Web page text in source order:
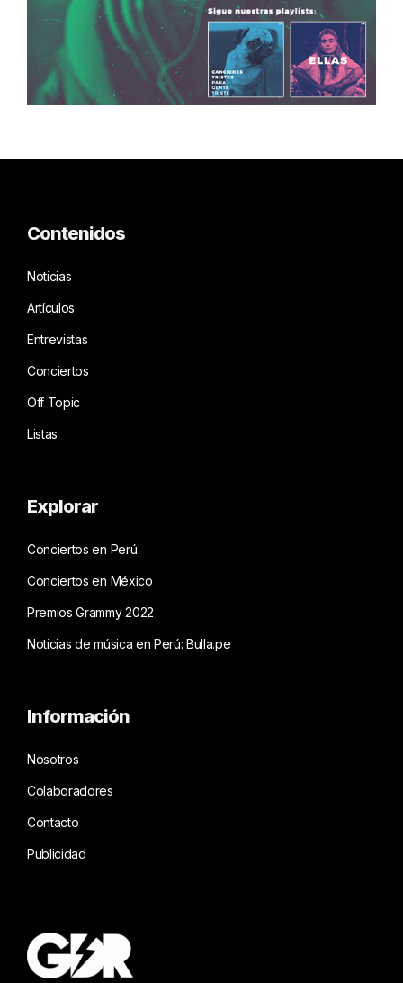
Contenidos
Noticias
Artículos
Entrevistas
Conciertos
Off Topic
Listas
Explorar
Conciertos en Perú
Conciertos en México
Premios Grammy 2022
Noticias de música en Perú: Bulla.pe
Información
Nosotros
Colaboradores
Contacto
Publicidad